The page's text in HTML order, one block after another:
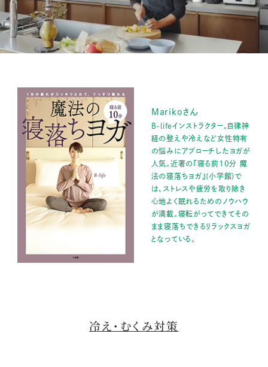
Marikoさん
B-lifeインストラクター。自律神
経の整えや冷えなど女性特有
の悩みにアプローチしたヨガが
人気。近著の『寝る前10分 魔
法の寝落ちヨガ』(小学館)で
は、ストレスや疲労を取り除き
心地よく眠れるためのノウハウ
が満載。寝転がってできてその
まま寝落ちできるリラックスヨガ
となっている。
冷え・むくみ対策